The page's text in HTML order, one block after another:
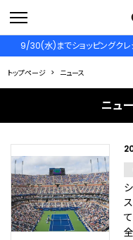
9/30(水)までショッピングク
トップページ ニュース
ニュ